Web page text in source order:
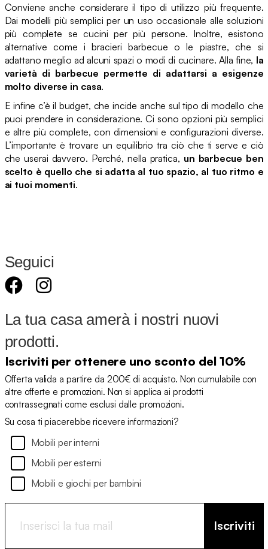
Conviene anche considerare il tipo di utilizzo più frequente.
Dai modelli più semplici per un uso occasionale alle soluzioni
più complete se cucini per più persone. Inoltre, esistono
alternative come i bracieri barbecue o le piastre, che si
adattano meglio ad alcuni spazi o modi di cucinare. Alla fine, la
varietà di barbecue permette di adattarsi a esigenze
molto diverse in casa.
E infine c’è il budget, che incide anche sul tipo di modello che
puoi prendere in considerazione. Ci sono opzioni più semplici
e altre più complete, con dimensioni e configurazioni diverse.
L’importante è trovare un equilibrio tra ciò che ti serve e ciò
che userai davvero. Perché, nella pratica, un barbecue ben
scelto è quello che si adatta al tuo spazio, al tuo ritmo e
ai tuoi momenti.
Seguici
La tua casa amerà i nostri nuovi
prodotti.
Iscriviti per ottenere uno sconto del 10%
Offerta valida a partire da 200€ di acquisto. Non cumulabile con
altre offerte e promozioni. Non si applica ai prodotti
contrassegnati come esclusi dalle promozioni.
Su cosa ti piacerebbe ricevere informazioni?
Mobili per interni
Mobili per esterni
Mobili e giochi per bambini
Iscriviti